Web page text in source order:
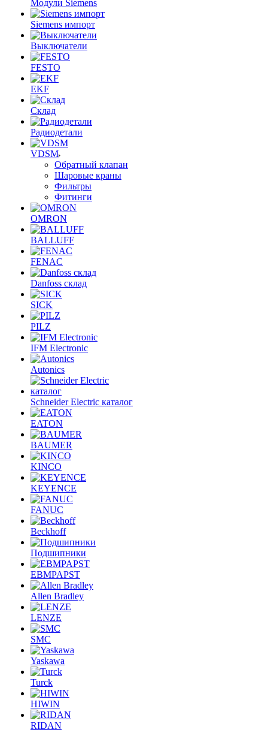
Модули Siemens
Siemens импорт
Выключатели
FESTO
EKF
Склад
Радиодетали
VDSM
Обратный клапан
Шаровые краны
Фильтры
Фитинги
OMRON
BALLUFF
FENAC
Danfoss склад
SICK
PILZ
IFM Electronic
Autonics
Schneider Electric каталог
EATON
BAUMER
KINCO
KEYENCE
FANUC
Beckhoff
Подшипники
EBMPAPST
Allen Bradley
LENZE
SMC
Yaskawa
Turck
HIWIN
RIDAN